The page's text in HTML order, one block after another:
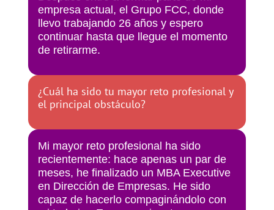
empresa actual, el Grupo FCC, donde
llevo trabajando 26 años y espero
continuar hasta que llegue el momento
de retirarme.
¿Cuál ha sido tu mayor reto profesional y
el principal obstáculo?
Mi mayor reto profesional ha sido
recientemente: hace apenas un par de
meses, he finalizado un MBA Executive
en Dirección de Empresas. He sido
capaz de hacerlo compaginándolo con